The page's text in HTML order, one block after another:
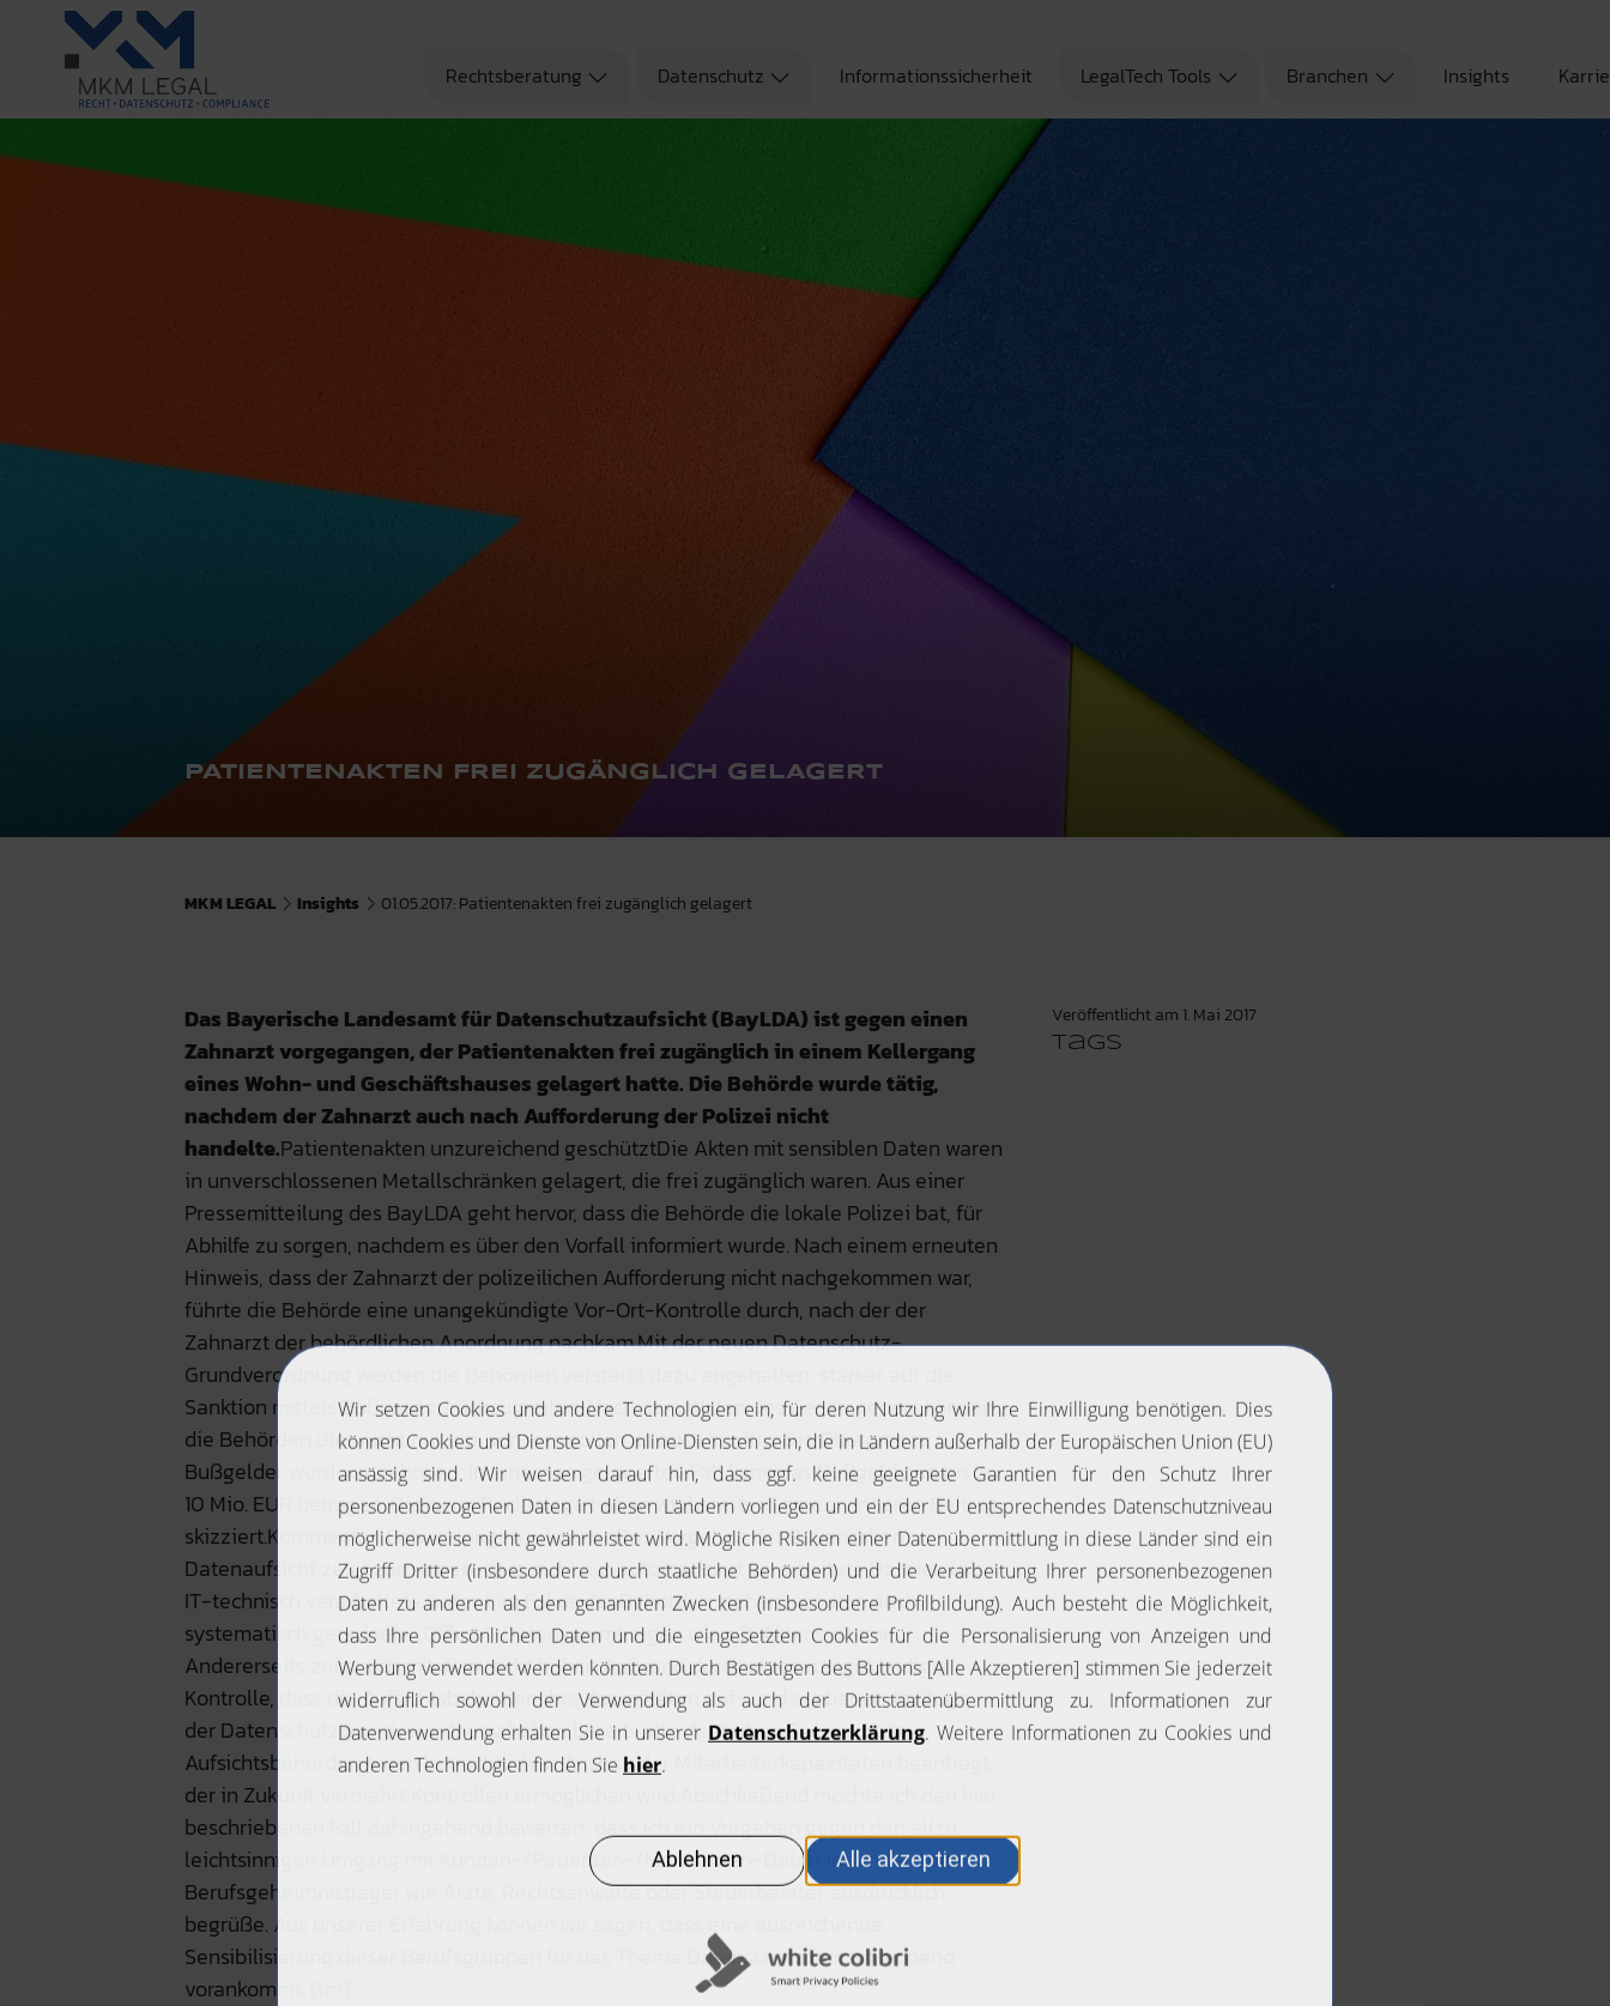
Rechtsberatung Datenschutz Informationssicherheit LegalTech Tools Branchen Insights
PATIENTENAKTEN FREI ZUGÄNGLICH GELAGERT
MKM LEGAL Insights 01.05.2017: Patientenakten frei zugänglich gelagert
Das Bayerische Landesamt für Datenschutzaufsicht (BayLDA) ist gegen einen
Zahnarzt vorgegangen, der Patientenakten frei zugänglich in einem Kellergang
eines Wohn- und Geschäftshauses gelagert hatte. Die Behörde wurde tätig,
nachdem der Zahnarzt auch nach Aufforderung der Polizei nicht
handelte.Patientenakten unzureichend geschütztDie Akten mit sensiblen Daten waren
in unverschlossenen Metallschränken gelagert, die frei zugänglich waren. Aus einer
Pressemitteilung des BayLDA geht hervor, dass die Behörde die lokale Polizei bat, für
Abhilfe zu sorgen, nachdem es über den Vorfall informiert wurde. Nach einem erneuten
Hinweis, dass der Zahnarzt der polizeilichen Aufforderung nicht nachgekommen war,
führte die Behörde eine unangekündigte Vor-Ort-Kontrolle durch, nach der der
Zahnarzt der behördlichen Anordnung nachkam.Mit der neuen Datenschutz-
Grundverordnung werden die Behörden verstärkt dazu angehalten, stärker auf die
Sanktion mittels Bußgeld zurückzugreifen. Nach dem Willen des Gesetzgebers können
die Behörden dies nicht nur tun, sondern sollen es auch künftig. Die Obergrenze für
Bußgelder wurde angehoben. In einem so gelagerten Fall kann das Bußgeld nun bis zu
10 Mio. EUR betragen. Die neue Rechtslage haben wir bereits in einem anderen Beitrag
skizziert.Kommentar: Entwicklungen erkennenDas Vorgehen der Bayerischen
Datenaufsicht zeigt zum einen, dass nicht nur automatisiert verarbeitete Dateien (also
IT-technisch verarbeitete Daten) im Fokus der Behörden stehen, sondern auch
systematisch geordnete „Offline“-Datensammlungen wie z.B. Aktensysteme.
Andererseits zeigt sich mit dem recht hohen Aufwand durch eine unangekündigte
Kontrolle, dass die Aufsichtsbehörden ihre Kapazitäten auf- und ausbauen. Im Zuge
der Datenschutzgrundverordnung haben bereits alle deutschen Datenschutz-
Aufsichtsbehörden einen beträchtlichen Ausbau der Mitarbeiterkapazitäten beantragt,
der in Zukunft vermehrt Kontrollen ermöglichen wird.Abschließend möchte ich den hier
beschriebenen Fall dahingehend bewerten, dass ich ein Vorgehen gegen den allzu
leichtsinnigen Umgang mit Kunden-/Patienten-/Mandanten-Daten im Umfeld der
Berufsgeheimnisträger wie Ärzte, Rechtsanwälte oder Steuerberater ausdrücklich
begrüße. Aus unserer Erfahrung können wir sagen, dass eine ausreichende
Sensibilisierung dieser Berufsgruppen für das Thema Datenschutz nur schleppend
vorankommt. [tm]
Veröffentlicht am 1. Mai 2017
Tags